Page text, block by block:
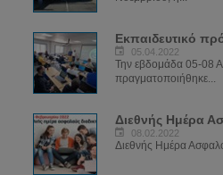
05.04.2022
Την εβδομάδα 05-08
πραγματοποιήθηκε...
08.02.2022
Διεθνής Ημέρα